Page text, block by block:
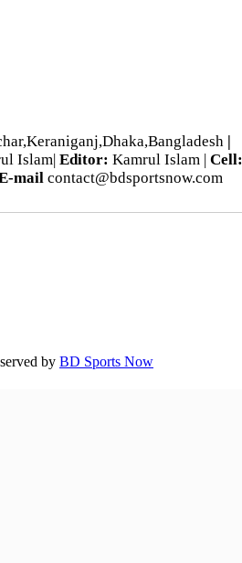
|
Islam| Editor: Kamrul Islam | Cell:
mail contact@bdsportsnow.com
by BD Sports Now